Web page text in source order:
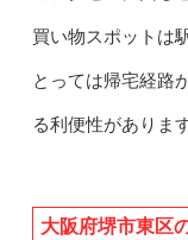
買い物スポットは
とっては帰宅経路
る利便性があります
大阪府堺市東区